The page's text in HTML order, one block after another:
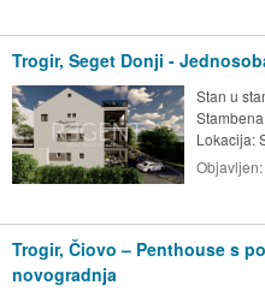
Trogir, Seget Donji -
Stan u
Lokacija:
Objavljen:
Trogir, Čiovo – Penthouse s
novogradnja